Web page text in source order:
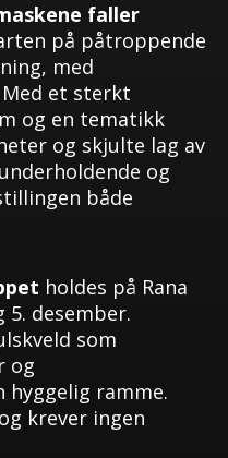
faller
på påtroppende
med
et sterkt
og en tematikk
og skjulte lag av
og
både
holdes på Rana
5. desember.
som
og
hyggelig ramme.
krever ingen